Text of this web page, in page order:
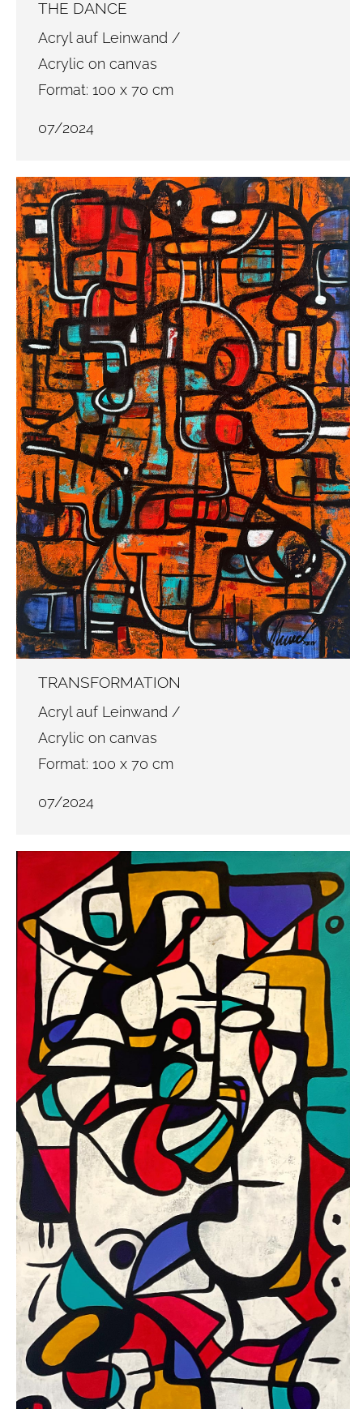
THE DANCE
Acryl auf Leinwand /
Acrylic on canvas
Format: 100 x 70 cm
07/2024
TRANSFORMATION
Acryl auf Leinwand /
Acrylic on canvas
Format: 100 x 70 cm
07/2024